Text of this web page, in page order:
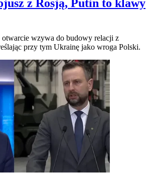
z Rosją, Putin to klawy
wzywa do budowy relacji z
przy tym Ukrainę jako wroga Polski.